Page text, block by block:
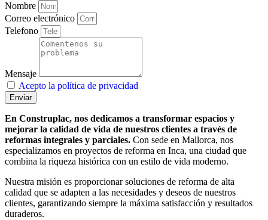
Nombre
Correo electrónico
Telefono
Mensaje
Acepto la política de privacidad
Enviar
En Construplac, nos dedicamos a transformar espacios y
mejorar la calidad de vida de nuestros clientes a través de
reformas integrales y parciales. Con sede en Mallorca, nos
especializamos en proyectos de reforma en Inca, una ciudad que
combina la riqueza histórica con un estilo de vida moderno.
Nuestra misión es proporcionar soluciones de reforma de alta
calidad que se adapten a las necesidades y deseos de nuestros
clientes, garantizando siempre la máxima satisfacción y resultados
duraderos.